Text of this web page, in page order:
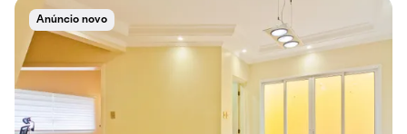
Anúncio novo